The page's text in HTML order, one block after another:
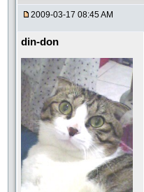
2009-03-17 08:45 AM
din-don